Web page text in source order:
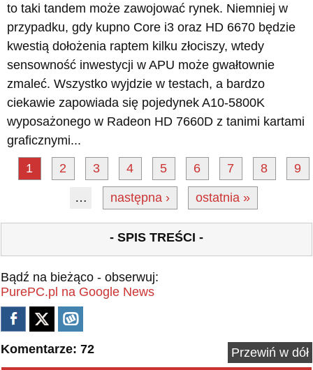
to taki tandem może zawojować rynek. Niemniej w
przypadku, gdy kupno Core i3 oraz HD 6670 będzie
kwestią dołożenia raptem kilku złociszy, wtedy
sensowność inwestycji w APU może gwałtownie
zmaleć. Wszystko wyjdzie w testach, a bardzo
ciekawie zapowiada się pojedynek A10-5800K
wyposażonego w Radeon HD 7660D z tanimi kartami
graficznymi...
1
2 3 4 5 6 7 8 9
… następna › ostatnia »
- SPIS TREŚCI -
Bądź na bieżąco - obserwuj:
PurePC.pl na Google News
Komentarze: 72 Przewiń w dół